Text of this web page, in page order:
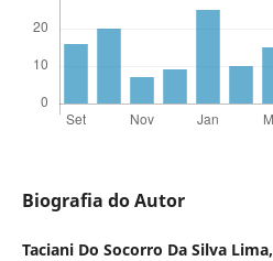
Biografia do Autor
Taciani Do Socorro Da Silva Lima,